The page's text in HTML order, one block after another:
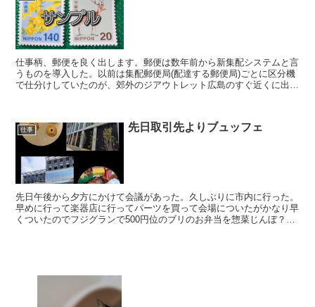
仕事柄、郵便を良く出します。郵便は数年前から新集配システムと言
うものを導入した。以前は集配郵便局(配達する郵便局)ごとに区分機
で仕分けしていたのが、郊外のジアウトレット広島のすぐ近くに出来
仕事 先日取引先よりブュッフェ
先日午後から夕方にかけて会議があった。久しぶりに市内に行った。
早めに行って楽器店に行ってパーツを買って会場についたがかなり早
くついたのでフジグランで500円位のブリのお弁当を惣菜じんぼ？で